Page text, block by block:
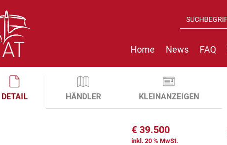
Home News FAQ
DETAIL HÄNDLER KLEINANZEIGEN
€ 39.500
inkl. 20 % MwSt.